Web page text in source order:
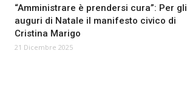
“Amministrare è prendersi cura”: Per gli
auguri di Natale il manifesto civico di
Cristina Marigo
21 Dicembre 2025